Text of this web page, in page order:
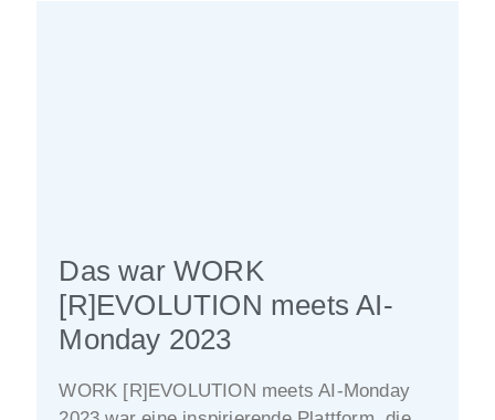
Das war WORK
[R]EVOLUTION meets AI-
Monday 2023
WORK [R]EVOLUTION meets AI-Monday